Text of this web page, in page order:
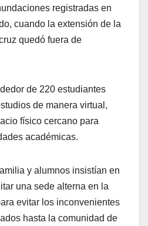
registradas en
cuando la extensión de la
quedó fuera de
de 220 estudiantes
de manera virtual,
físico cercano para
académicas.
y alumnos insistían en
una sede alterna en la
evitar los inconvenientes
hasta la comunidad de